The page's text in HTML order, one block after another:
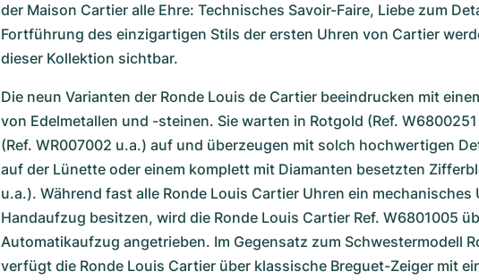
der Maison Cartier alle Ehre: Technisches Savoir-Faire, Liebe zum
Fortführung des einzigartigen Stils der ersten Uhren von Cartier
dieser Kollektion sichtbar.
Die neun Varianten der Ronde Louis de Cartier beeindrucken mit
von Edelmetallen und -steinen. Sie warten in Rotgold (Ref.
(Ref. WR007002 u.a.) auf und überzeugen mit solch hochwertigen
auf der Lünette oder einem komplett mit Diamanten besetzten
u.a.). Während fast alle Ronde Louis Cartier Uhren ein mechanisches
Handaufzug besitzen, wird die Ronde Louis Cartier Ref. W6801005
Automatikaufzug angetrieben. Im Gegensatz zum Schwestermodell
verfügt die Ronde Louis Cartier über klassische Breguet-Zeiger mit